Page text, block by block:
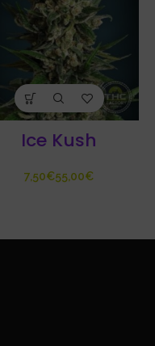
Ice Kush
€ €